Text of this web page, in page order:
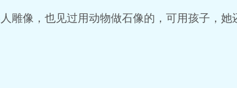
雕像，也见过用动物做石像的，可用孩子，她